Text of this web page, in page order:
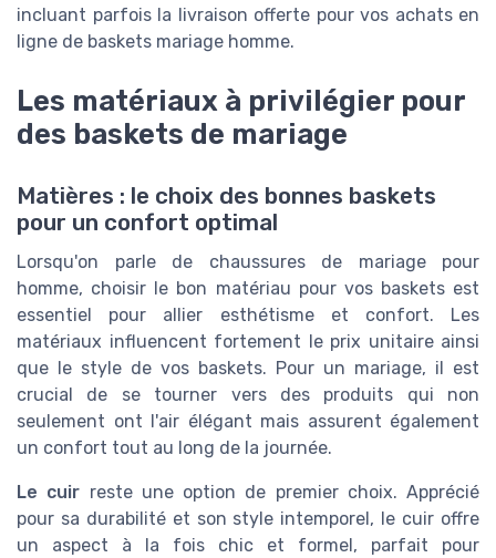
incluant parfois la livraison offerte pour vos achats en
ligne de baskets mariage homme.
Les matériaux à privilégier pour
des baskets de mariage
Matières : le choix des bonnes baskets
pour un confort optimal
Lorsqu'on parle de chaussures de mariage pour
homme, choisir le bon matériau pour vos baskets est
essentiel pour allier esthétisme et confort. Les
matériaux influencent fortement le prix unitaire ainsi
que le style de vos baskets. Pour un mariage, il est
crucial de se tourner vers des produits qui non
seulement ont l'air élégant mais assurent également
un confort tout au long de la journée.
Le cuir reste une option de premier choix. Apprécié
pour sa durabilité et son style intemporel, le cuir offre
un aspect à la fois chic et formel, parfait pour